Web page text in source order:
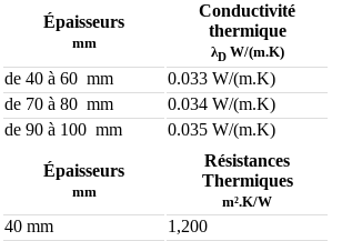
Épaisseurs
mm
Conductivité
thermique
λDW/(m.K)
de 40 à 60 mm
0.033 W/(m.K)
de 70 à 80 mm
0.034 W/(m.K)
de 90 à 100 mm
0.035 W/(m.K)
Épaisseurs
mm
Résistances
Thermiques
m².K/W
40 mm
1,200